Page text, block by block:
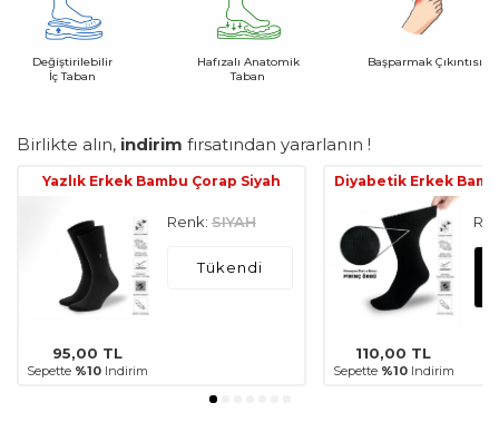
Değiştirilebilir
İç Taban
Hafızalı Anatomik
Taban
Başparmak Çıkıntısı
Birlikte alın, indirim fırsatından yararlanın !
Yazlık Erkek Bambu Çorap Siyah
95,00 TL
Sepette %10Indirim
Renk: SIYAH
Tükendi
Diyabetik Erkek
110,00 TL
Sepette %10Indirim